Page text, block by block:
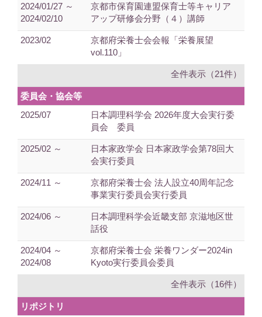
2024/01/27 ～
2024/02/10
京都市保育園連盟保育士等キャリア
アップ研修会分野（４）講師
2023/02
京都府栄養士会会報「栄養展望
vol.110」
全件表示（21件）
委員会・協会等
2025/07
日本調理科学会 2026年度大会実行委
員会 委員
2025/02 ～
日本家政学会 日本家政学会第78回大
会実行委員
2024/11 ～
京都府栄養士会 法人設立40周年記念
事業実行委員会実行委員
2024/06 ～
日本調理科学会近畿支部 京滋地区世
話役
2024/04 ～
2024/08
京都府栄養士会 栄養ワンダー2024in
Kyoto実行委員会委員
全件表示（16件）
リポジトリ